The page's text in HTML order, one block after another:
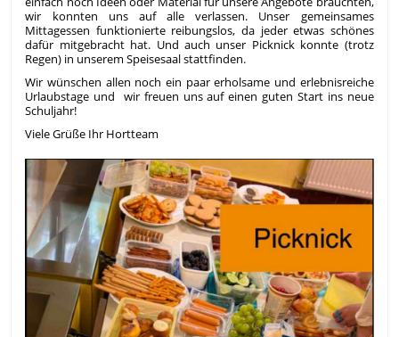
wir konnten uns auf alle verlassen. Unser gemeinsames
Mittagessen funktionierte reibungslos, da jeder etwas schönes
dafür mitgebracht hat. Und auch unser Picknick konnte (trotz
Regen) in unserem Speisesaal stattfinden.
Wir wünschen allen noch ein paar erholsame und erlebnisreiche
Urlaubstage und wir freuen uns auf einen guten Start ins neue
Schuljahr!
Viele Grüße Ihr Hortteam